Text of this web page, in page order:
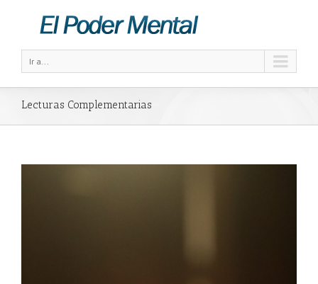
Ir a...
Lecturas Complementarias